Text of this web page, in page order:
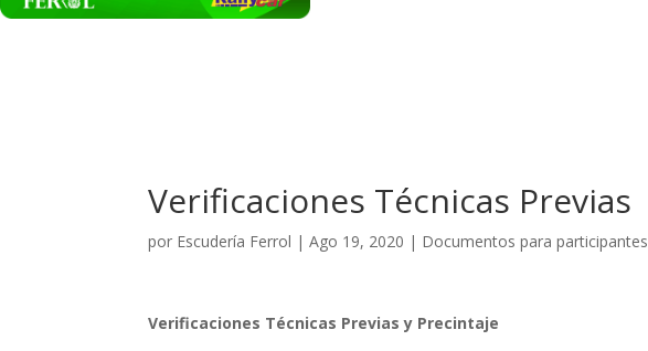
Verificaciones Técnicas Previas
por Escudería Ferrol |Ago 19, 2020 | Documentos para participantes
Verificaciones Técnicas Previas y Precintaje